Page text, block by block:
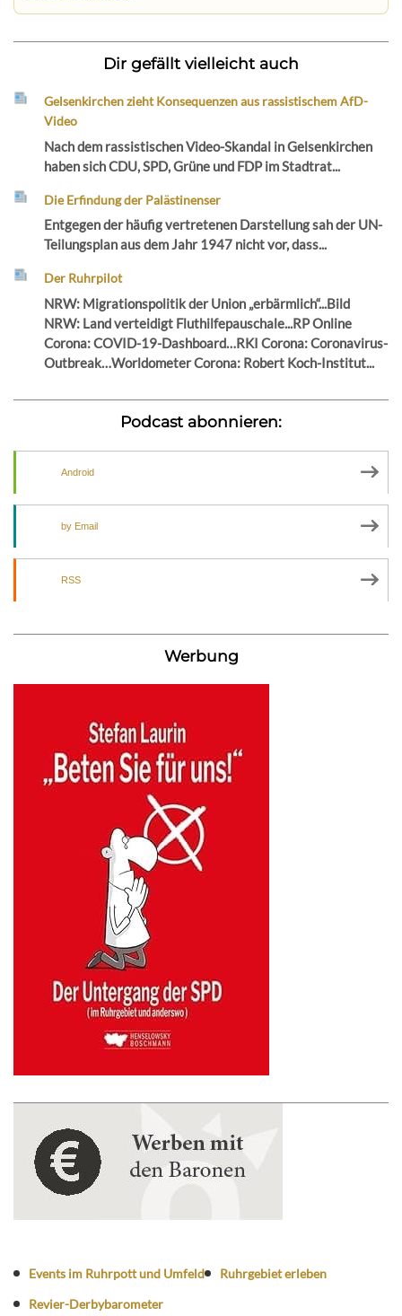
Dir gefällt vielleicht auch
Gelsenkirchen zieht Konsequenzen aus rassistischem AfD-
Video
Nach dem rassistischen Video-Skandal in Gelsenkirchen
haben sich CDU, SPD, Grüne und FDP im Stadtrat...
Die Erfindung der Palästinenser
Entgegen der häufig vertretenen Darstellung sah der UN-
Teilungsplan aus dem Jahr 1947 nicht vor, dass...
Der Ruhrpilot
NRW: Migrationspolitik der Union „erbärmlich“...Bild
NRW: Land verteidigt Fluthilfepauschale...RP Online
Corona: COVID-19-Dashboard…RKI Corona: Coronavirus-
Outbreak…Worldometer Corona: Robert Koch-Institut...
Podcast abonnieren:
Android
by Email
RSS
Werbung
Events im Ruhrpott und Umfeld
Ruhrgebiet erleben
Revier-Derbybarometer